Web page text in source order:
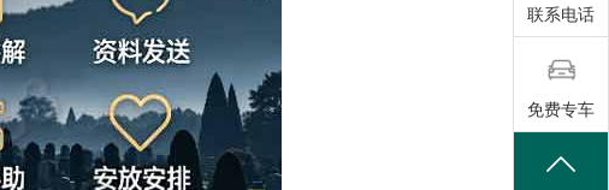
联系电话
免费专车